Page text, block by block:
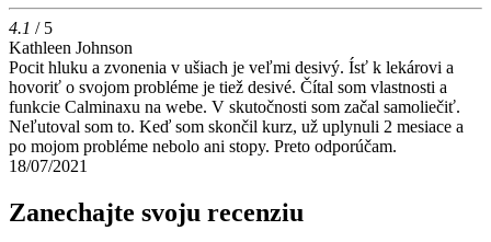
4.1 / 5
Kathleen Johnson
Pocit hluku a zvonenia v ušiach je veľmi desivý. Ísť k lekárovi a
hovoriť o svojom probléme je tiež desivé. Čítal som vlastnosti a
funkcie Calminaxu na webe. V skutočnosti som začal samoliečiť.
Neľutoval som to. Keď som skončil kurz, už uplynuli 2 mesiace a
po mojom probléme nebolo ani stopy. Preto odporúčam.
18/07/2021
Zanechajte svoju recenziu